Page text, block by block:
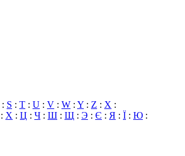
: S : T : U : V : W : Y : Z : X :
: Х : Ц : Ч : Ш : Щ : Э : Є : Я : Ї : Ю :